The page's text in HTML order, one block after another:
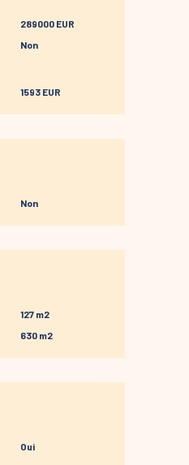
289000 EUR
Non
1593 EUR
Non
127 m2
630 m2
Oui